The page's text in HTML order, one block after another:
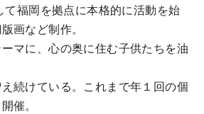
福岡を拠点に本格的に活動を始
画など制作。
ーマに、心の奥に住む子供たちを油
続けている。これまで年１回の個
催。